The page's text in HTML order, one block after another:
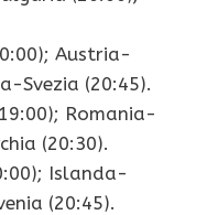
Austria-
Svezia (20:45).
Romania-
(20:30).
Islanda-
(20:45).